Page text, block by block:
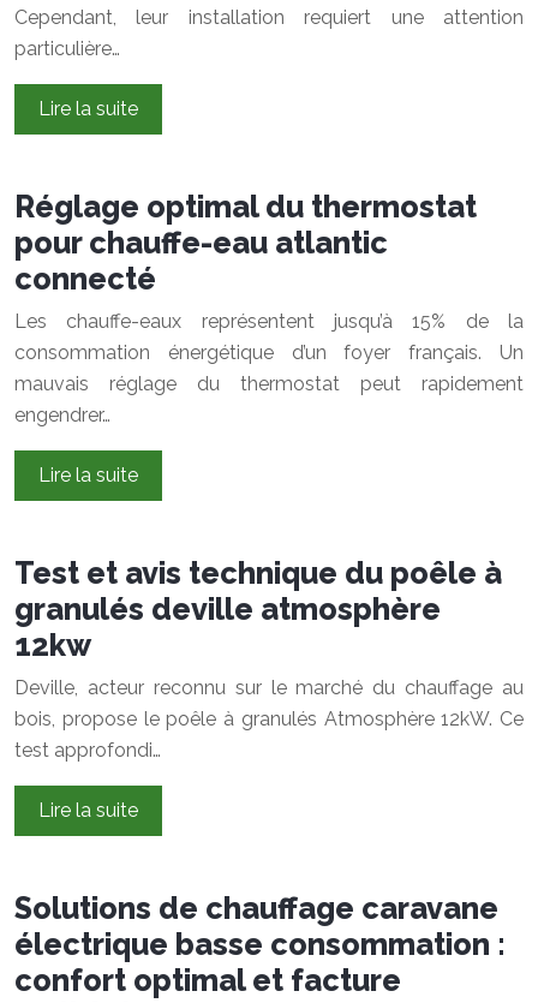
Cependant, leur installation requiert une attention
particulière…
Lire la suite
Réglage optimal du thermostat
pour chauffe-eau atlantic
connecté
Les chauffe-eaux représentent jusqu’à 15% de la
consommation énergétique d’un foyer français. Un
mauvais réglage du thermostat peut rapidement
engendrer…
Lire la suite
Test et avis technique du poêle à
granulés deville atmosphère
12kw
Deville, acteur reconnu sur le marché du chauffage au
bois, propose le poêle à granulés Atmosphère 12kW. Ce
test approfondi…
Lire la suite
Solutions de chauffage caravane
électrique basse consommation :
confort optimal et facture